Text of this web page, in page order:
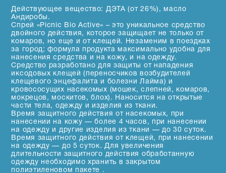
Действующее вещество: ДЭТА (от 26%), масло
Андиробы.
Спрей «Picnic Bio Active» – это уникальное средство
двойного действия, которое защищает не только от
комаров, но еще и от клещей. Незаменим в поездках
за город; формула продукта максимально удобна для
нанесения средства и на кожу, и на одежду.
Средство разработано для защиты от нападения
иксодовых клещей (переносчиков возбудителей
клещевого энцефалита и болезни Лайма) и
кровососущих насекомых (мошек, слепней, комаров,
мокрецов, москитов, блох). Наносится на открытые
части тела, одежду и изделия из ткани.
Время защитного действия от насекомых, при
нанесении на кожу — более 4 часов, при нанесении
на одежду и другие изделия из ткани — до 30 суток.
Время защитного действия от клещей, при нанесении
на одежду — до 5 суток. Для увеличения
длительности защитного действия обработанную
одежду необходимо хранить в закрытом
полиэтиленовом пакете .